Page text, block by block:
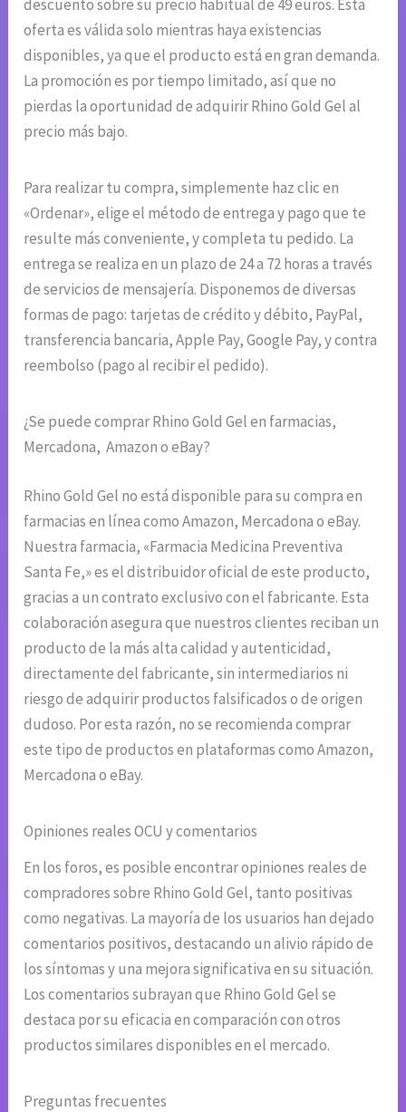
descuento sobre su precio habitual de 49 euros. Esta
oferta es válida solo mientras haya existencias
disponibles, ya que el producto está en gran demanda.
La promoción es por tiempo limitado, así que no
pierdas la oportunidad de adquirir Rhino Gold Gel al
precio más bajo.
Para realizar tu compra, simplemente haz clic en
«Ordenar», elige el método de entrega y pago que te
resulte más conveniente, y completa tu pedido. La
entrega se realiza en un plazo de 24 a 72 horas a través
de servicios de mensajería. Disponemos de diversas
formas de pago: tarjetas de crédito y débito, PayPal,
transferencia bancaria, Apple Pay, Google Pay, y contra
reembolso (pago al recibir el pedido).
¿Se puede comprar Rhino Gold Gel en farmacias,
Mercadona, Amazon o eBay?
Rhino Gold Gel no está disponible para su compra en
farmacias en línea como Amazon, Mercadona o eBay.
Nuestra farmacia, «Farmacia Medicina Preventiva
Santa Fe,» es el distribuidor oficial de este producto,
gracias a un contrato exclusivo con el fabricante. Esta
colaboración asegura que nuestros clientes reciban un
producto de la más alta calidad y autenticidad,
directamente del fabricante, sin intermediarios ni
riesgo de adquirir productos falsificados o de origen
dudoso. Por esta razón, no se recomienda comprar
este tipo de productos en plataformas como Amazon,
Mercadona o eBay.
Opiniones reales OCU y comentarios
En los foros, es posible encontrar opiniones reales de
compradores sobre Rhino Gold Gel, tanto positivas
como negativas. La mayoría de los usuarios han dejado
comentarios positivos, destacando un alivio rápido de
los síntomas y una mejora significativa en su situación.
Los comentarios subrayan que Rhino Gold Gel se
destaca por su eficacia en comparación con otros
productos similares disponibles en el mercado.
Preguntas frecuentes